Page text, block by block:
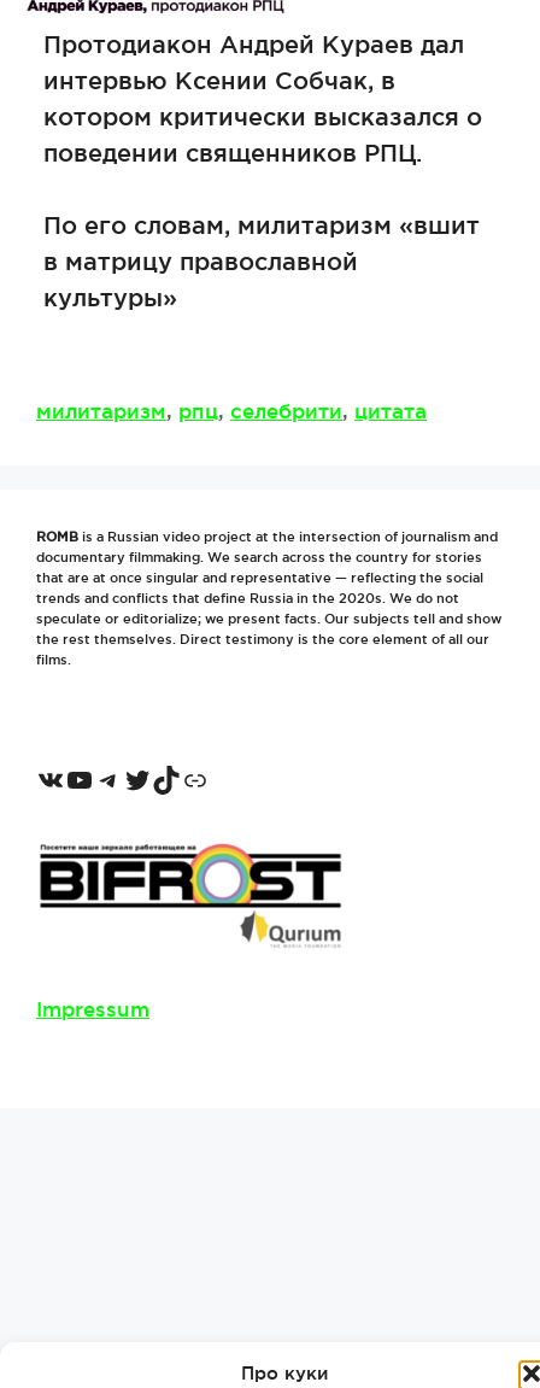
Про куки
Протодиакон Андрей Кураев дал
интервью Ксении Собчак, в
котором критически высказался о
поведении священников РПЦ.
По его словам, милитаризм «вшит
в матрицу православной
культуры»
Метки
милитаризм, рпц, селебрити, цитата
ROMB is a Russian video project at the intersection of journalism and
documentary filmmaking. We search across the country for stories
that are at once singular and representative — reflecting the social
trends and conflicts that define Russia in the 2020s. We do not
speculate or editorialize; we present facts. Our subjects tell and show
the rest themselves. Direct testimony is the core element of all our
films.
VKontakte
YouTube
Telegram
Twitter
TikTok
Odnoklassniki
Impressum